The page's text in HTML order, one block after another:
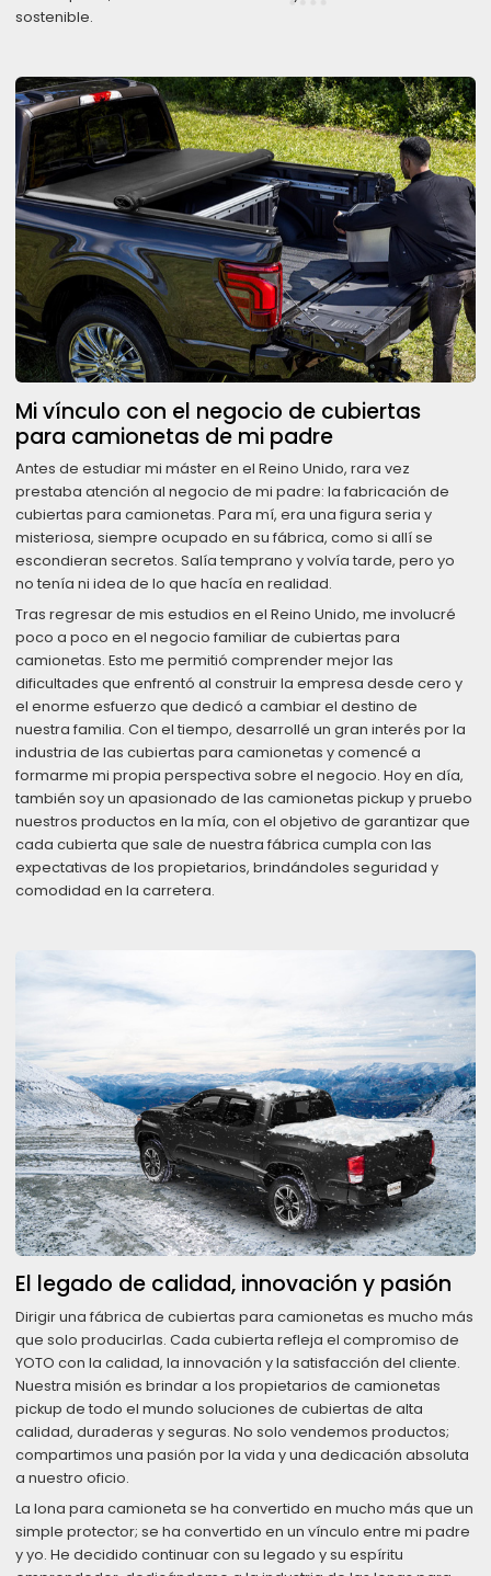
sostenible.
Mi vínculo con el negocio de cubiertas
para camionetas de mi padre
Antes de estudiar mi máster en el Reino Unido, rara vez
prestaba atención al negocio de mi padre: la fabricación de
cubiertas para camionetas. Para mí, era una figura seria y
misteriosa, siempre ocupado en su fábrica, como si allí se
escondieran secretos. Salía temprano y volvía tarde, pero yo
no tenía ni idea de lo que hacía en realidad.
Tras regresar de mis estudios en el Reino Unido, me involucré
poco a poco en el negocio familiar de cubiertas para
camionetas. Esto me permitió comprender mejor las
dificultades que enfrentó al construir la empresa desde cero y
el enorme esfuerzo que dedicó a cambiar el destino de
nuestra familia. Con el tiempo, desarrollé un gran interés por la
industria de las cubiertas para camionetas y comencé a
formarme mi propia perspectiva sobre el negocio. Hoy en día,
también soy un apasionado de las camionetas pickup y pruebo
nuestros productos en la mía, con el objetivo de garantizar que
cada cubierta que sale de nuestra fábrica cumpla con las
expectativas de los propietarios, brindándoles seguridad y
comodidad en la carretera.
El legado de calidad, innovación y pasión
Dirigir una fábrica de cubiertas para camionetas es mucho más
que solo producirlas. Cada cubierta refleja el compromiso de
YOTO con la calidad, la innovación y la satisfacción del cliente.
Nuestra misión es brindar a los propietarios de camionetas
pickup de todo el mundo soluciones de cubiertas de alta
calidad, duraderas y seguras. No solo vendemos productos;
compartimos una pasión por la vida y una dedicación absoluta
a nuestro oficio.
La lona para camioneta se ha convertido en mucho más que un
simple protector; se ha convertido en un vínculo entre mi padre
y yo. He decidido continuar con su legado y su espíritu